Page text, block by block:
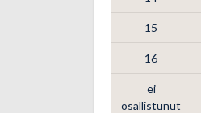
15
16
ei
osallistunut